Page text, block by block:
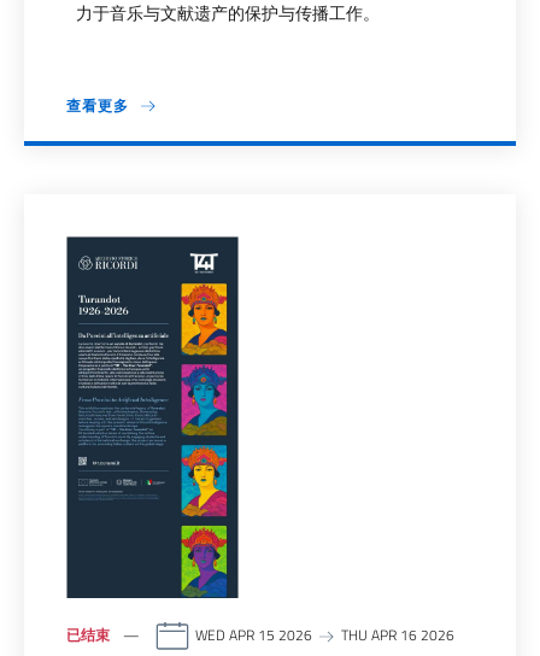
力于音乐与文献遗产的保护与传播工作。
查看更多
已结束 WED APR 15 2026 THU APR 16 2026